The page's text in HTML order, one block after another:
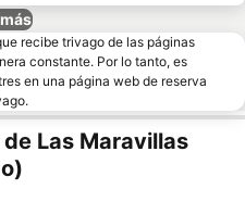
recibe trivago de las páginas
constante. Por lo tanto, es
en una página web de reserva
Las Maravillas